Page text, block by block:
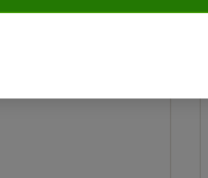
x 140 g Mini-biter